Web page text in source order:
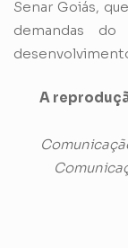
Senar Goiás,
demandas
A